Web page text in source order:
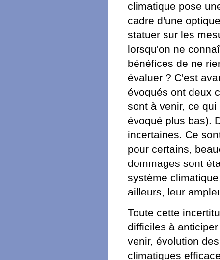
climatique pose
cadre d'une
statuer sur les
lorsqu'on ne
bénéfices de ne
évaluer ? C'est
évoqués ont deux
sont à venir, ce
évoqué plus bas).
incertaines. Ce
pour certains,
dommages sont
système
ailleurs, leur
Toute cette
difficiles à
venir, évolution
climatiques